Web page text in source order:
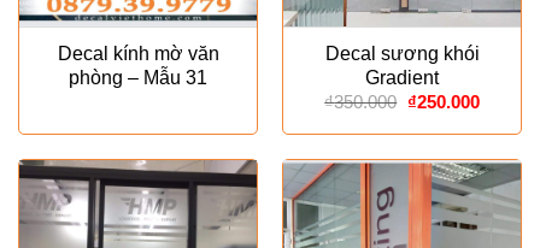
Decal kính mờ văn
phòng – Mẫu 31
Decal sương khói
Gradient
₫350.000 Giá
là:
₫350.000.
₫250.000Giá
tại
là: